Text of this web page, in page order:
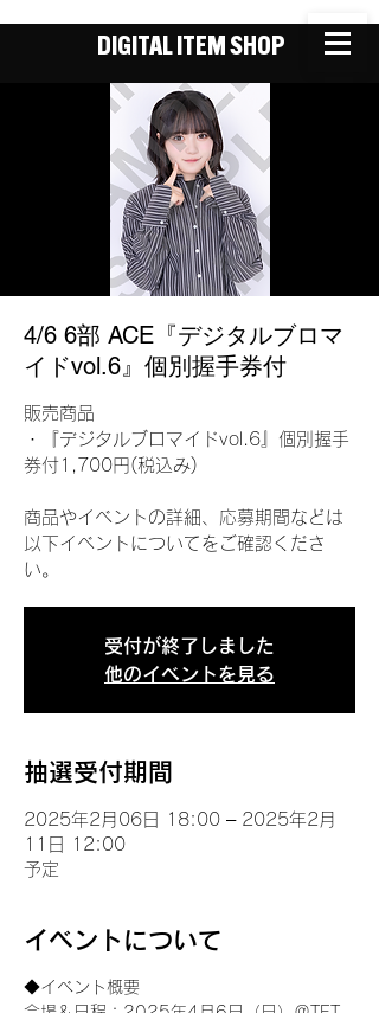
DIGITAL ITEM SHOP
4/6 6部 ACE『デジタルブロマ
イドvol.6』個別握手券付
販売商品
・『デジタルブロマイドvol.6』個別握手
券付1,700円(税込み)
商品やイベントの詳細、応募期間などは
以下イベントについてをご確認くださ
い。
受付が終了しました
他のイベントを見る
抽選受付期間
2025年2月06日 18:00 – 2025年2月
11日 12:00
予定
イベントについて
◆イベント概要